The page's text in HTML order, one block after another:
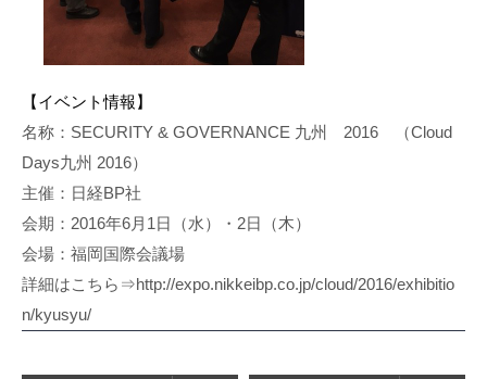
【イベント情報】
名称：SECURITY & GOVERNANCE 九州 2016 （Cloud
Days九州 2016）
主催：日経BP社
会期：2016年6月1日（水）・2日（木）
会場：福岡国際会議場
詳細はこちら⇒http://expo.nikkeibp.co.jp/cloud/2016/exhibitio
n/kyusyu/